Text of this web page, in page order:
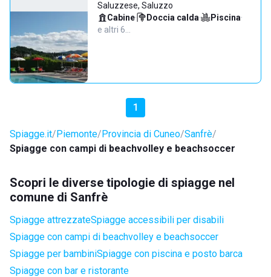
Saluzzese, Saluzzo
Cabine· Doccia calda· Piscina·
e altri 6…
1
Spiagge.it Piemonte Provincia di Cuneo Sanfrè
Spiagge con campi di beachvolley e beachsoccer
Scopri le diverse tipologie di spiagge nel
comune di Sanfrè
Spiagge attrezzateSpiagge accessibili per disabili
Spiagge con campi di beachvolley e beachsoccer
Spiagge per bambiniSpiagge con piscina e posto barca
Spiagge con bar e ristorante